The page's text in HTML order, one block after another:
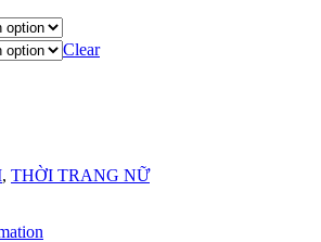
Clear
, THỜI TRANG NỮ